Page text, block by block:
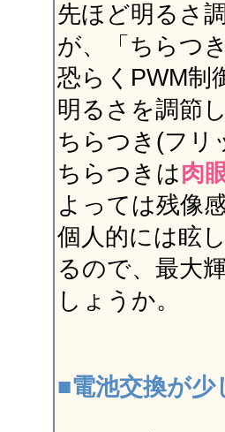
先ほど明るさ
が、「ちらつ
恐らくPWM制
明るさを調節
ちらつき(フリ
ちらつきは肉
よっては残像
個人的には眩
るので、最大
しょうか。
■電池交換が少